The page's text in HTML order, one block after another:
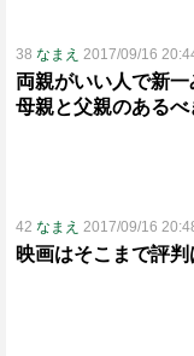
38 なまえ 2017/09/16
両親がいい人で新
母親と父親のある
42 なまえ 2017/09/16
映画はそこまで評